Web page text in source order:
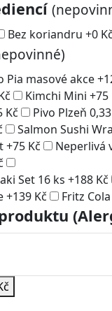
Bez koriandru +0 Kč
Pia masové akce+
Kimchi Mini +75
Kč Pivo Plzeň
Salmon Sushi
+75 Kč Neperlivá
Set 16 ks +188 Kč
+139 Kč Fritz Cola